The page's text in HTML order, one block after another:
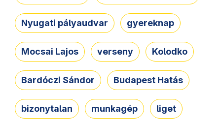
Nyugati pályaudvar gyereknap
Mocsai Lajos verseny Kolodko
Bardóczi Sándor Budapest Hatás
bizonytalan munkagép liget